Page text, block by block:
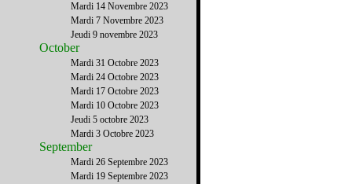
Mardi 14 Novembre 2023
Mardi 7 Novembre 2023
Jeudi 9 novembre 2023
October
Mardi 31 Octobre 2023
Mardi 24 Octobre 2023
Mardi 17 Octobre 2023
Mardi 10 Octobre 2023
Jeudi 5 octobre 2023
Mardi 3 Octobre 2023
September
Mardi 26 Septembre 2023
Mardi 19 Septembre 2023